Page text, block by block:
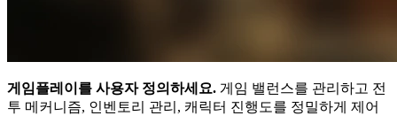
게임플레이를 사용자 정의하세요. 게임 밸런스를 관리하고 전
투 메커니즘, 인벤토리 관리, 캐릭터 진행도를 정밀하게 제어